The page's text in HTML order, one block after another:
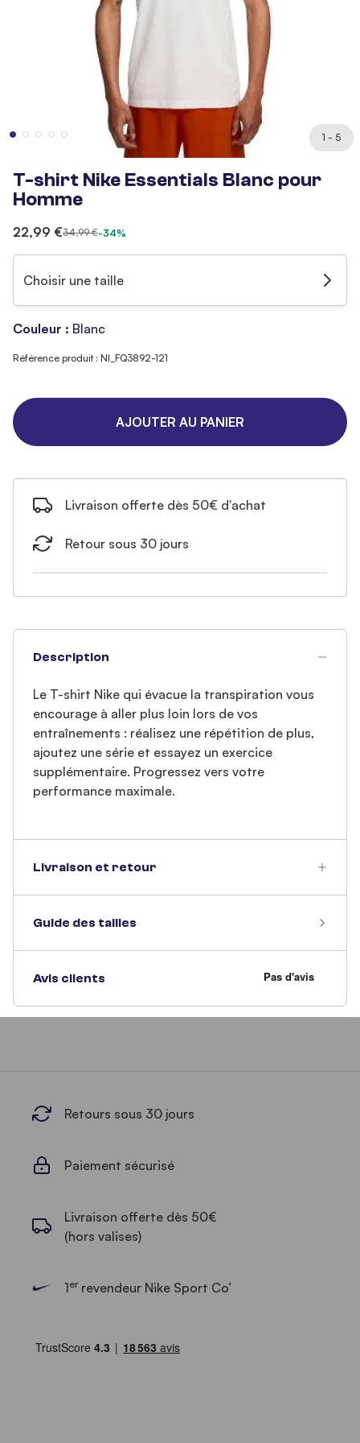
1 - 5
T-shirt Nike Essentials Blanc pour
Homme
22,99 €34,99 €-34%
Choisir une taille
Couleur : Blanc
Référence produit : NI_FQ3892-121
AJOUTER AU PANIER
Livraison offerte dès 50€ d'achat
Retour sous 30 jours
Description
Le T-shirt Nike qui évacue la transpiration vous
encourage à aller plus loin lors de vos
entraînements : réalisez une répétition de plus,
ajoutez une série et essayez un exercice
supplémentaire. Progressez vers votre
performance maximale.
Livraison et retour
Guide des tailles
Avis clients
Retours sous 30 jours
Paiement sécurisé
Livraison offerte dès 50€
(hors valises)
1errevendeur Nike Sport Co’